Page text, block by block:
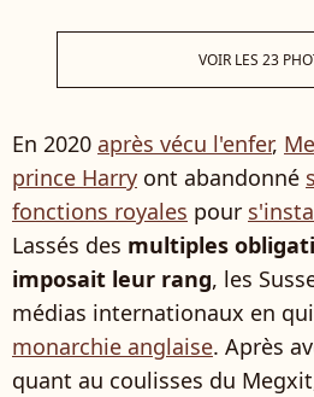
VOIR LES 23
En 2020 après vécu l'enfer,
prince Harry ont abandonné
fonctions royales pour
Lassés des multiples
imposait leur rang, les
médias internationaux en
monarchie anglaise. Après
quant au coulisses du